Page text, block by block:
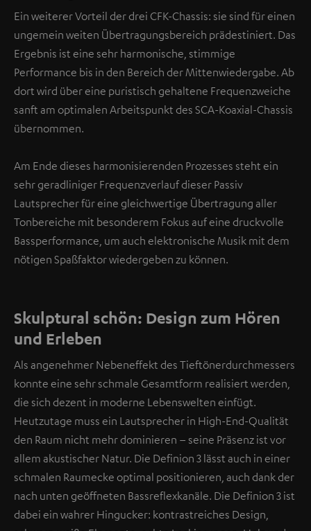
Ein weiterer Vorteil der drei CFK-Chassis: sie sind für einen
ungemein weiten Übertragungsbereich prädestiniert. Das
Ergebnis ist eine sehr harmonische, stimmige
Performance bis in den Bereich der Mittenwiedergabe. Ab
dort wird über eine puristisch gehaltene Frequenzweiche
sanft am optimalen Arbeitspunkt des SCA-Koaxial-Chassis
übernommen.
Am Ende dieses harmonisierenden Prozesses steht ein
sehr geradliniger Frequenzverlauf dieser Passiv
Lautsprecher für eine gleichwertige Übertragung aller
Tonbereiche mit besonderem Fokus auf eine druckvolle
Bassperformance, um auch elektronische Musik mit dem
nötigen Spaßfaktor wiedergeben zu können.
Skulptural schön: Design zum Hören
und Erleben
Als angenehmer Nebeneffekt des Tieftönerdurchmessers
konnte eine sehr schmale Gesamtform realisiert werden,
die sich dezent in moderne Lebenswelten einfügt.
Heutzutage muss ein Lautsprecher in High-End-Qualität
den Raum nicht mehr dominieren – seine Präsenz ist vor
allem akustischer Natur. Die Definion 3 lässt auch in einer
schmalen Raumecke optimal positionieren, auch dank der
nach unten geöffneten Bassreflexkanäle. Die Definion 3 ist
dabei ein wahrer Hingucker: kontrastreiches Design,